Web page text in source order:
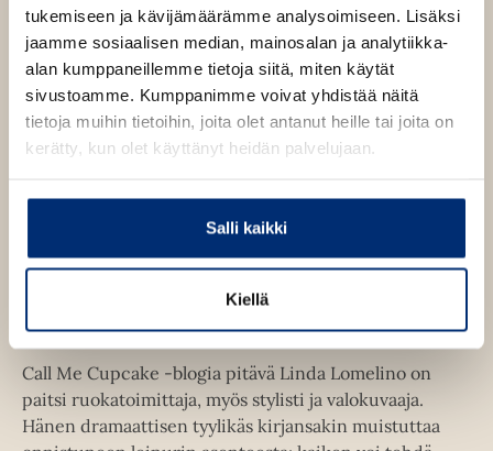
tukemiseen ja kävijämäärämme analysoimiseen. Lisäksi
jaamme sosiaalisen median, mainosalan ja analytiikka-
alan kumppaneillemme tietoja siitä, miten käytät
sivustoamme. Kumppanimme voivat yhdistää näitä
tietoja muihin tietoihin, joita olet antanut heille tai joita on
kerätty, kun olet käyttänyt heidän palvelujaan.
Salli kaikki
Kiellä
Kirjan kuvapankkikuvat
Linda Lomelino
Call Me Cupcake -blogia pitävä Linda Lomelino on
paitsi ruokatoimittaja, myös stylisti ja valokuvaaja.
Hänen dramaattisen tyylikäs kirjansakin muistuttaa